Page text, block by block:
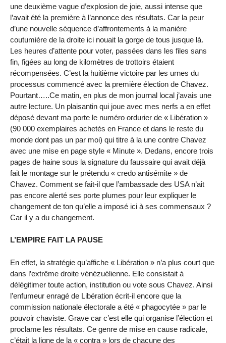
une deuxième vague d’explosion de joie, aussi intense que
l’avait été la première à l’annonce des résultats. Car la peur
d’une nouvelle séquence d’affrontements à la manière
coutumière de la droite ici nouait la gorge de tous jusque là.
Les heures d’attente pour voter, passées dans les files sans
fin, figées au long de kilomètres de trottoirs étaient
récompensées. C’est la huitième victoire par les urnes du
processus commencé avec la première élection de Chavez.
Pourtant…..Ce matin, en plus de mon journal local j’avais une
autre lecture. Un plaisantin qui joue avec mes nerfs a en effet
déposé devant ma porte le numéro ordurier de « Libération »
(90 000 exemplaires achetés en France et dans le reste du
monde dont pas un par moi) qui titre à la une contre Chavez
avec une mise en page style « Minute ». Dedans, encore trois
pages de haine sous la signature du faussaire qui avait déjà
fait le montage sur le prétendu « credo antisémite » de
Chavez. Comment se fait-il que l’ambassade des USA n’ait
pas encore alerté ses porte plumes pour leur expliquer le
changement de ton qu’elle a imposé ici à ses commensaux ?
Car il y a du changement.
L’EMPIRE FAIT LA PAUSE
En effet, la stratégie qu’affiche « Libération » n’a plus court que
dans l’extrême droite vénézuélienne. Elle consistait à
délégitimer toute action, institution ou vote sous Chavez. Ainsi
l’enfumeur enragé de Libération écrit-il encore que la
commission nationale électorale a été « phagocytée » par le
pouvoir chaviste. Grave car c’est elle qui organise l’élection et
proclame les résultats. Ce genre de mise en cause radicale,
c’était la ligne de la « contra » lors de chacune des